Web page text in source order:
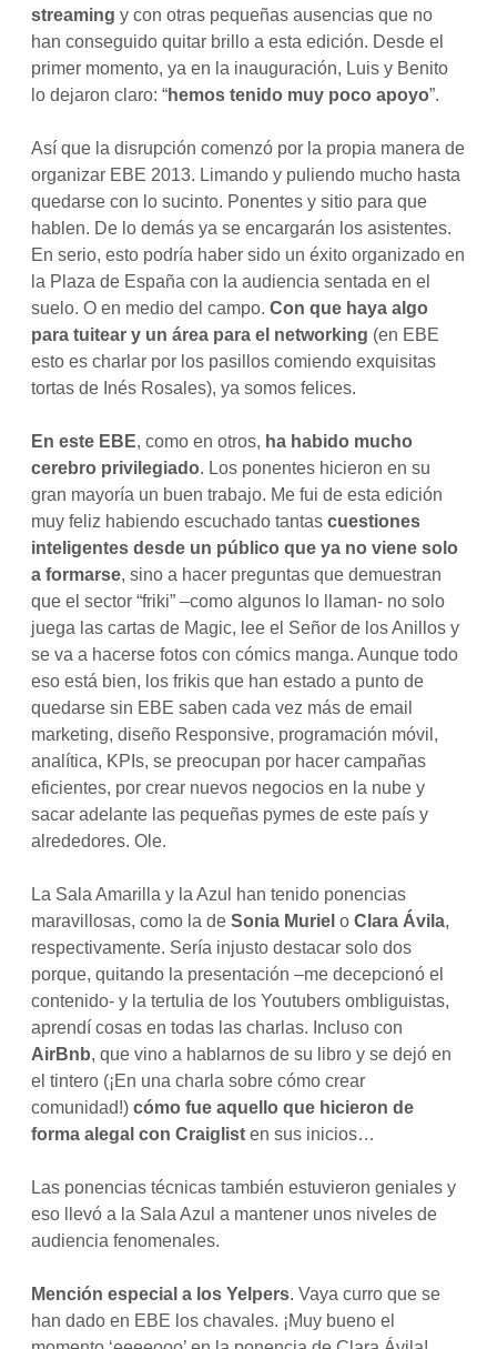
streaming y con otras pequeñas ausencias que no
han conseguido quitar brillo a esta edición. Desde el
primer momento, ya en la inauguración, Luis y Benito
lo dejaron claro: “hemos tenido muy poco apoyo”.
Así que la disrupción comenzó por la propia manera de
organizar EBE 2013. Limando y puliendo mucho hasta
quedarse con lo sucinto. Ponentes y sitio para que
hablen. De lo demás ya se encargarán los asistentes.
En serio, esto podría haber sido un éxito organizado en
la Plaza de España con la audiencia sentada en el
suelo. O en medio del campo.Con que haya algo
para tuitear y un área para el networking (en EBE
esto es charlar por los pasillos comiendo exquisitas
tortas de Inés Rosales), ya somos felices.
En este EBE, como en otros, ha habido mucho
cerebro privilegiado. Los ponentes hicieron en su
gran mayoría un buen trabajo. Me fui de esta edición
muy feliz habiendo escuchado tantascuestiones
inteligentes desde un público que ya no viene solo
a formarse, sino a hacer preguntas que demuestran
que el sector “friki” –como algunos lo llaman- no solo
juega las cartas de Magic, lee el Señor de los Anillos y
se va a hacerse fotos con cómics manga. Aunque todo
eso está bien, los frikis que han estado a punto de
quedarse sin EBE saben cada vez más de email
marketing, diseño Responsive, programación móvil,
analítica, KPIs, se preocupan por hacer campañas
eficientes, por crear nuevos negocios en la nube y
sacar adelante las pequeñas pymes de este país y
alrededores. Ole.
La Sala Amarilla y la Azul han tenido ponencias
maravillosas, como la deSonia Muriel oClara Ávila,
respectivamente. Sería injusto destacar solo dos
porque, quitando la presentación –me decepcionó el
contenido- y la tertulia de los Youtubers ombliguistas,
aprendí cosas en todas las charlas. Incluso con
AirBnb, que vino a hablarnos de su libro y se dejó en
el tintero (¡En una charla sobre cómo crear
comunidad!)cómo fue aquello que hicieron de
forma alegal con Craiglist en sus inicios…
Las ponencias técnicas también estuvieron geniales y
eso llevó a la Sala Azul a mantener unos niveles de
audiencia fenomenales.
Mención especial a los Yelpers. Vaya curro que se
han dado en EBE los chavales. ¡Muy bueno el